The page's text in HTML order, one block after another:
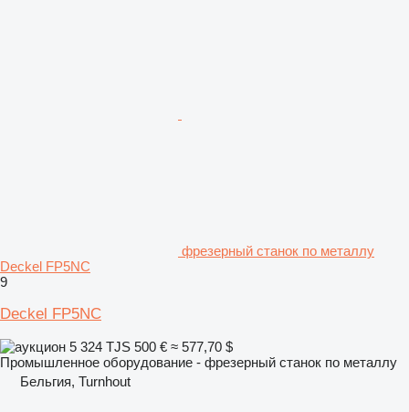
фрезерный станок по металлу
Deckel FP5NC
9
Deckel FP5NC
5 324 TJS 500 € ≈ 577,70 $
Промышленное оборудование - фрезерный станок по металлу
Бельгия, Turnhout